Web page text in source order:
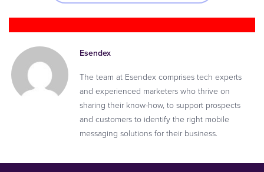
Esendex
The team at Esendex comprises tech experts
and experienced marketers who thrive on
sharing their know-how, to support prospects
and customers to identify the right mobile
messaging solutions for their business.